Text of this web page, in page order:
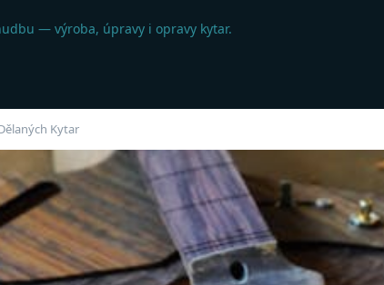
— výroba, úpravy i opravy kytar.
Kytar